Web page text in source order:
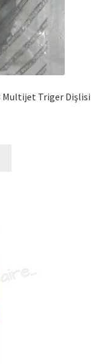
Multijet Triger Dişlisi